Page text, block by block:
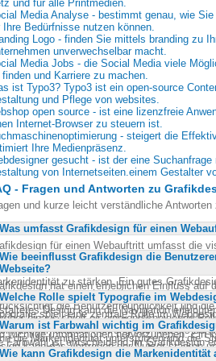
und für alle Printmedien.
Media Analyse - bestimmt genau, wie
Ihre Bedürfnisse nutzen können.
Logo - finden Sie mittels branding zu
unverwechselbar macht.
Media Jobs - die Social Media viele
und Karriere zu machen.
ist Typo3? Typo3 ist ein open-source
und Pflege von websites.
open source - ist eine lizenzfreie
Internet-Browser zu steuern ist.
- steigert die
Ihre Medienpräsenz.
gesucht - ist der eine
von Internetseiten.einem Gestalter
- Fragen und Antworten zu
und kurze leicht verständliche
Was umfasst Grafikdesign für einen
für einen Webauftritt umfasst die
einschließlich Layout, Farben,
ab, eine ansprechende
zu stärken. Ein gutes
nicht nur ästhetisch ansprechend,
die Benutzerfreundlichkeit und
hinaus spielt es eine entscheidende
und der Führung des Nutzers
Wie beeinflusst Grafikdesign die
Webseite?
hat einen erheblichen Einfluss auf
Attraktivität und die Funktionalität einer
Design kann die Navigation
intuitiver machen. Es hilft, die
wichtige Informationen hervorzuheben. Ein
kann das Vertrauen der Nutzer stärken
der Webseite zu verweilen. Letztendlich
Welche Rolle spielt Typografie im
spielt eine zentrale Rolle im
Hierarchie von Inhalten beeinflusst. Die
die Markenidentität unterstützen und die
Eine gut durchdachte Typografie
Warum ist Farbwahl wichtig im
Farbwahl ist entscheidend im Grafikdesign
Wirkung und die Wahrnehmung der
Wie kann Grafikdesign die Markenidentität